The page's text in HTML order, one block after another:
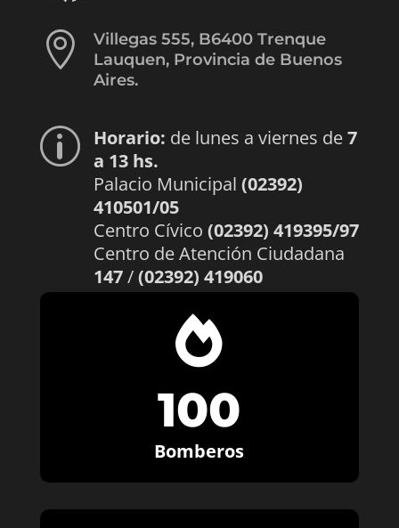

Villegas 555, B6400 Trenque
Lauquen, Provincia de Buenos
Aires.
p Horario: de lunes a viernes de7
a 13 hs.
Palacio Municipal (02392)
410501/05
Centro Cívico (02392) 419395/97
Centro de Atención Ciudadana
147/(02392) 419060

100
Bomberos